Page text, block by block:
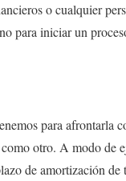
o cualquier
para iniciar un
para afrontarla
otro. A modo de
de amortización de